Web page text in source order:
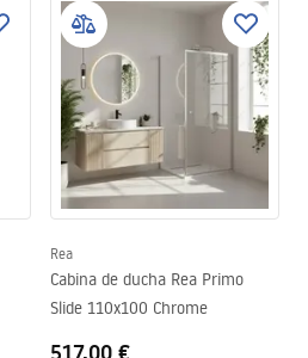
Rea
Cabina de ducha Rea Primo
Slide 110x100 Chrome